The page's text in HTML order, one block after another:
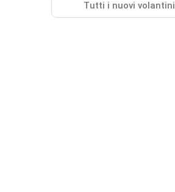
Tutti i nuovi volantini